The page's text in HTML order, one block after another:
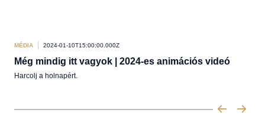
MÉDIA 2024-01-10T15:00:00.000Z
Még mindig itt vagyok | 2024-es animációs videó
Harcolj a holnapért.